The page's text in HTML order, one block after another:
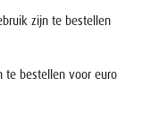
zijn te bestellen
te bestellen voor euro